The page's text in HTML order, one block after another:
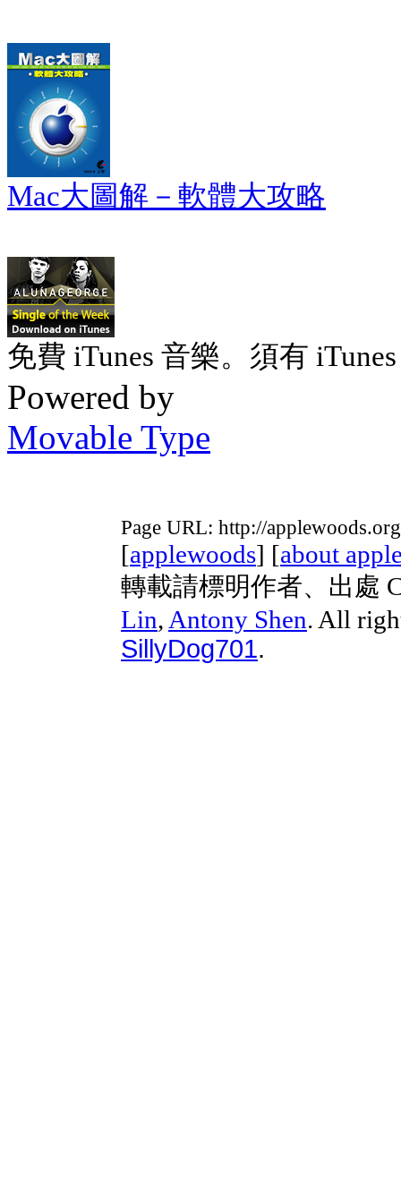
Mac大圖解－軟體大攻略
免費 iTunes 音樂。須有
Powered by
Movable Type
Page URL: http://
[applewoods] [about
轉載請標明作者、出處
Lin, Antony Shen. All
SillyDog701.